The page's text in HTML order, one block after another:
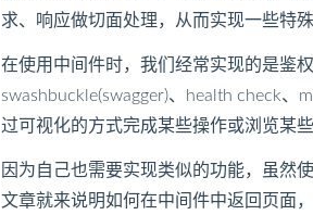
求、响应做切面处理，从而实现一些特
在使用中间件时，我们经常实现的是鉴
swashbuckle(swagger)、health check
过可视化的方式完成某些操作或浏览某
因为自己也需要实现类似的功能，虽然
文章就来说明如何在中间件中返回页面